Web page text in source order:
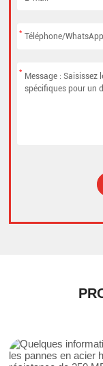
*
*